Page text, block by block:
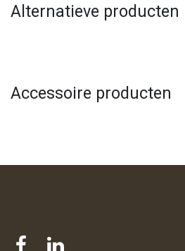
Alternatieve producten
Accessoire producten